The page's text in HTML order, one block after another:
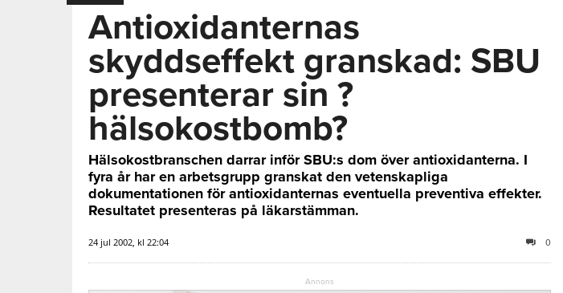
Antioxidanternas
skyddseffekt granskad: SBU
presenterar sin ?
hälsokostbomb?
Hälsokostbranschen darrar inför SBU:s dom över antioxidanterna. I
fyra år har en arbetsgrupp granskat den vetenskapliga
dokumentationen för antioxidanternas eventuella preventiva effekter.
Resultatet presenteras på läkarstämman.
24 jul 2002, kl 22:04 0
Annons